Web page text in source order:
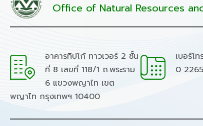
Office of Natural Resources
อาคารทิปโก้ ทาวเวอร์ 2 ชั้น
ที่ 8 เลขที่ 118/1 ถ.พระราม
6 แขวงพญาไท เขต
พญาไท กรุงเทพฯ 10400
เบอร์โ
0